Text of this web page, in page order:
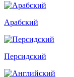
Арабский
Персидский